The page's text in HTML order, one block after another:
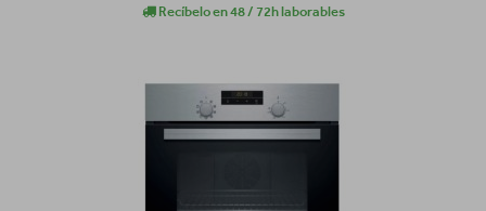
Recíbelo en 48 / 72h laborables